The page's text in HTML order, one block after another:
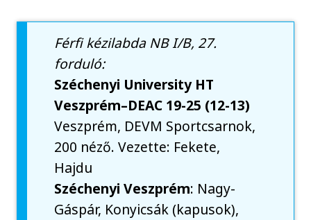
Férfi kézilabda NB I/B, 27.
forduló:
Széchenyi University HT
Veszprém–DEAC 19-25 (12-13)
Veszprém, DEVM Sportcsarnok,
200 néző. Vezette: Fekete,
Hajdu
Széchenyi Veszprém: Nagy-
Gáspár, Konyicsák (kapusok),